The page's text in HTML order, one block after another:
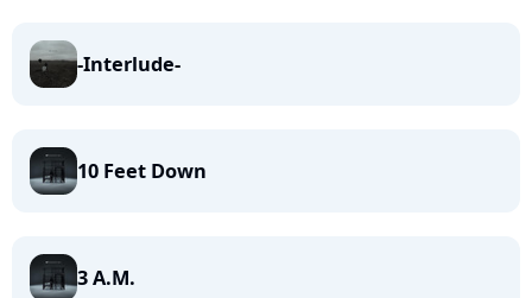
-Interlude-
10 Feet Down
3 A.M.